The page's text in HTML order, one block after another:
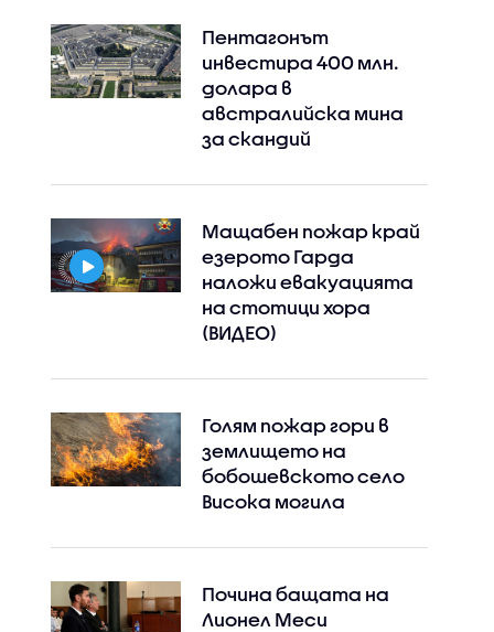
Пентагонът
инвестира 400 млн.
долара в
австралийска мина
за скандий
Мащабен пожар край
езерото Гарда
наложи евакуацията
на стотици хора
(ВИДЕО)
Голям пожар гори в
землището на
бобошевското село
Висока могила
Почина бащата на
Лионел Меси